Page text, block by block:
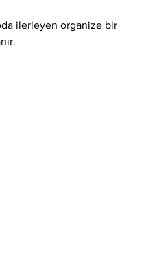
ilerleyen organize bir